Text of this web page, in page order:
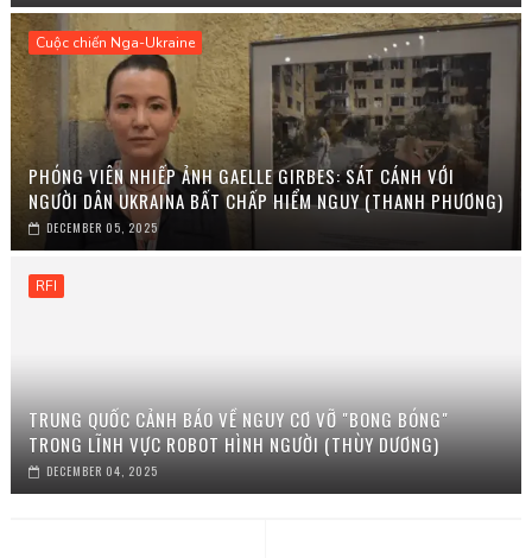
Cuộc chiến Nga-Ukraine
PHÓNG VIÊN NHIẾP ẢNH GAELLE GIRBES: SÁT CÁNH VỚI
NGƯỜI DÂN UKRAINA BẤT CHẤP HIỂM NGUY (THANH PHƯƠNG)
DECEMBER 05, 2025
RFI
TRUNG QUỐC CẢNH BÁO VỀ NGUY CƠ VỠ "BONG BÓNG"
TRONG LĨNH VỰC ROBOT HÌNH NGƯỜI (THÙY DƯƠNG)
DECEMBER 04, 2025